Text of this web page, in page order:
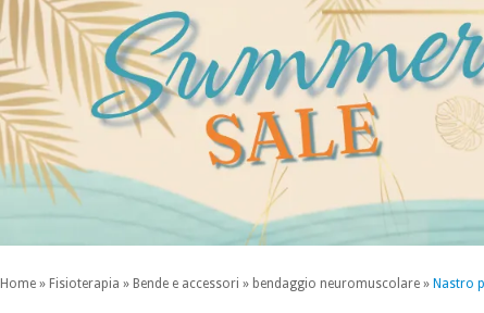
Home » Fisioterapia » Bende e accessori » bendaggio neuromuscolare » Nastro